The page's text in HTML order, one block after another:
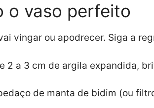
o vaso perfeito
vingar ou apodrecer. Siga a
2 a 3 cm de argila expandida,
de manta de bidim (ou